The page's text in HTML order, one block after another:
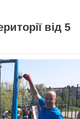
від 5